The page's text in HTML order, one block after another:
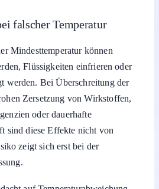
falscher Temperatur
Mindesttemperatur können
Flüssigkeiten einfrieren oder
werden. Bei Überschreitung der
Zersetzung von Wirkstoffen,
oder dauerhafte
sind diese Effekte nicht von
zeigt sich erst bei der